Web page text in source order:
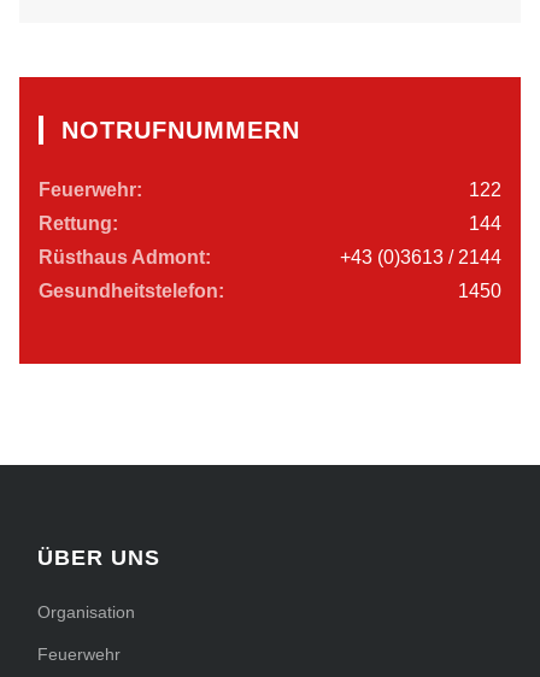
NOTRUFNUMMERN
Feuerwehr:
122
Rettung:
144
Rüsthaus Admont:
+43 (0)3613 / 2144
Gesundheitstelefon:
1450
ÜBER UNS
Organisation
Feuerwehr